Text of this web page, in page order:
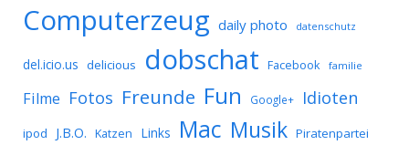
Computerzeug daily photo datenschutz
del.icio.us delicious dobschat Facebook familie
Filme Fotos Freunde Fun Google+ Idioten
ipod J.B.O. Katzen Links Mac Musik Piratenpartei